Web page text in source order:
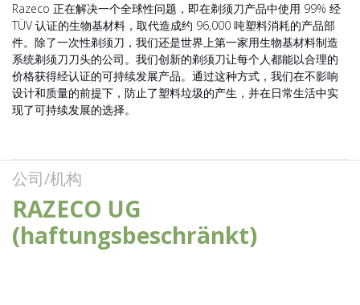
Razeco 正在解决一个全球性问题，即在剃须刀产品中使用 99% 经
TÜV 认证的生物基材料，取代造成约 96,000 吨塑料消耗的产品部
件。除了一次性剃须刀，我们还是世界上第一家用生物基材料制造
系统剃须刀刀头的公司。我们创新的剃须刀让每个人都能以合理的
价格获得经认证的可持续发展产品。通过这种方式，我们在不影响
设计和质量的前提下，防止了塑料垃圾的产生，并在日常生活中实
现了可持续发展的选择。
公司/机构
RAZECO UG
(haftungsbeschränkt)